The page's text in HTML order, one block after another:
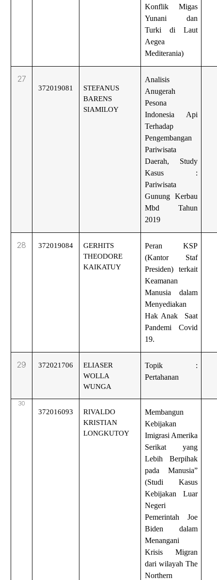
Konflik Migas
Yunani dan
Turki di Laut
Aegea
Mediterania)
27
372019081
STEFANUS
BARENS
SIAMILOY
Analisis
Anugerah
Pesona
Indonesia Api
Terhadap
Pengembangan
Pariwisata
Daerah, Study
Kasus :
Pariwisata
Gunung Kerbau
Mbd Tahun
2019
28 372019084
GERHITS
THEODORE
KAIKATUY
Peran KSP
(Kantor Staf
Presiden) terkait
Keamanan
Manusia dalam
Menyediakan
Hak Anak Saat
Pandemi Covid
19.
29 372021706
ELIASER
WOLLA
WUNGA
Topik :
Pertahanan
30
372016093
RIVALDO
KRISTIAN
LONGKUTOY
Membangun
Kebijakan
Imigrasi Amerika
Serikat yang
Lebih Berpihak
pada Manusia”
(Studi Kasus
Kebijakan Luar
Negeri
Pemerintah Joe
Biden dalam
Menangani
Krisis Migran
dari wilayah The
Northern